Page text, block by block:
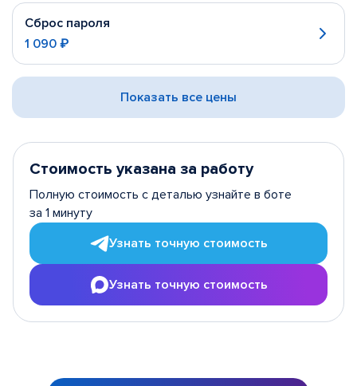
Сброс пароля
1 090 ₽
Показать все цены
Стоимость указана за работу
Полную стоимость с деталью узнайте в боте
за 1 минуту
Узнать точную стоимость
Узнать точную стоимость